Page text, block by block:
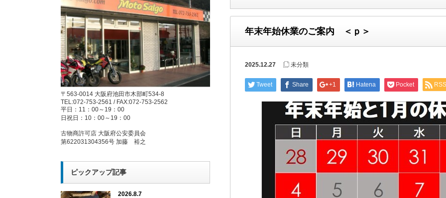
年末年始休業のご案内 ＜ｐ＞
2025.12.27 未分類
Tweet Share +1 Hatena Pocket RSS
〒563-0014 大阪府池田市木部町534-8
TEL:072-753-2561 / FAX:072-753-2562
平日：11：00～19：00
日祝日：10：00～19：00
古物商許可店 大阪府公安委員会
第622031304356号 加藤 裕之
ピックアップ記事
2026.8.7